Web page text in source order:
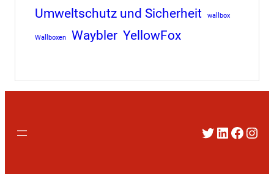
Umweltschutz und Sicherheit wallbox
Wallboxen Waybler YellowFox
Twitter
LinkedIn